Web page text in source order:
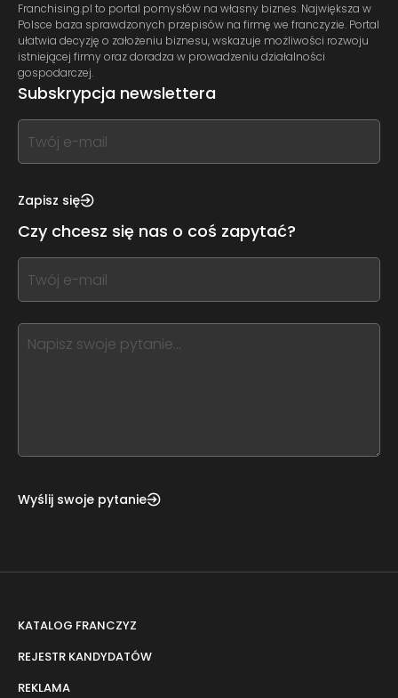
Franchising.pl to portal pomysłów na własny biznes. Największa w
Polsce baza sprawdzonych przepisów na firmę we franczyzie. Portal
ułatwia decyzję o założeniu biznesu, wskazuje możliwości rozwoju
istniejącej firmy oraz doradza w prowadzeniu działalności
gospodarczej.
Subskrypcja newslettera
If
you
this,
this
form
field
blank
Zapisz się
Czy chcesz się nas o coś zapytać?
If
you
this,
leave
Wyślij swoje pytanie
KATALOG FRANCZYZ
REJESTR KANDYDATÓW
REKLAMA